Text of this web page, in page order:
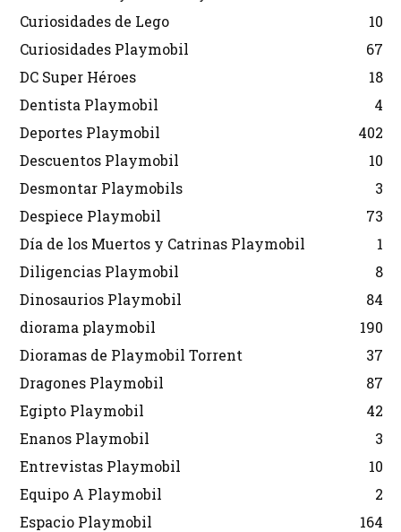
Curiosidades de Lego
10
Curiosidades Playmobil
67
DC Super Héroes
18
Dentista Playmobil
4
Deportes Playmobil
402
Descuentos Playmobil
10
Desmontar Playmobils
3
Despiece Playmobil
73
Día de los Muertos y Catrinas Playmobil
1
Diligencias Playmobil
8
Dinosaurios Playmobil
84
diorama playmobil
190
Dioramas de Playmobil Torrent
37
Dragones Playmobil
87
Egipto Playmobil
42
Enanos Playmobil
3
Entrevistas Playmobil
10
Equipo A Playmobil
2
Espacio Playmobil
164